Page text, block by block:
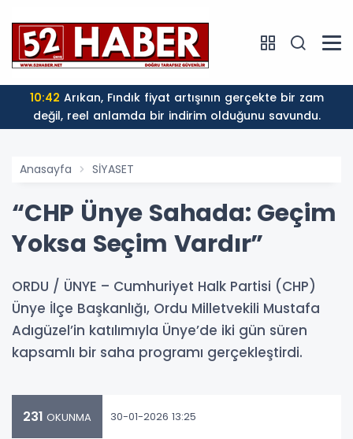
10:37Musa Kıranlı’dan Fındık Fiyatına Sert Tepki: "250
TL Üreticiyi Yaşatmaz, Üretimden Koparır"
Anasayfa SİYASET
“CHP Ünye Sahada: Geçim
Yoksa Seçim Vardır”
ORDU / ÜNYE – Cumhuriyet Halk Partisi (CHP)
Ünye İlçe Başkanlığı, Ordu Milletvekili Mustafa
Adıgüzel’in katılımıyla Ünye’de iki gün süren
kapsamlı bir saha programı gerçekleştirdi.
231 OKUNMA 30-01-2026 13:25